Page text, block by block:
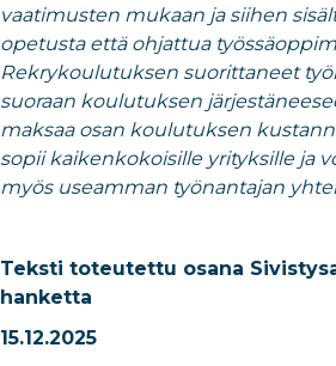
vaatimusten mukaan ja siihen
opetusta että ohjattua
Rekrykoulutuksen suorittaneet
suoraan koulutuksen
maksaa osan koulutuksen
sopii kaikenkokoisille yrityksille ja
myös useamman työnantajan
Teksti toteutettu osana
hanketta
15.12.2025